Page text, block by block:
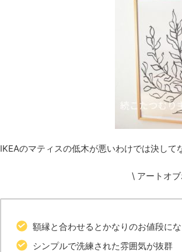
IKEAのマティスの低木が悪いわけでは決して
\ アートオ
額縁と合わせるとかなりのお値段に
シンプルで洗練された雰囲気が抜群